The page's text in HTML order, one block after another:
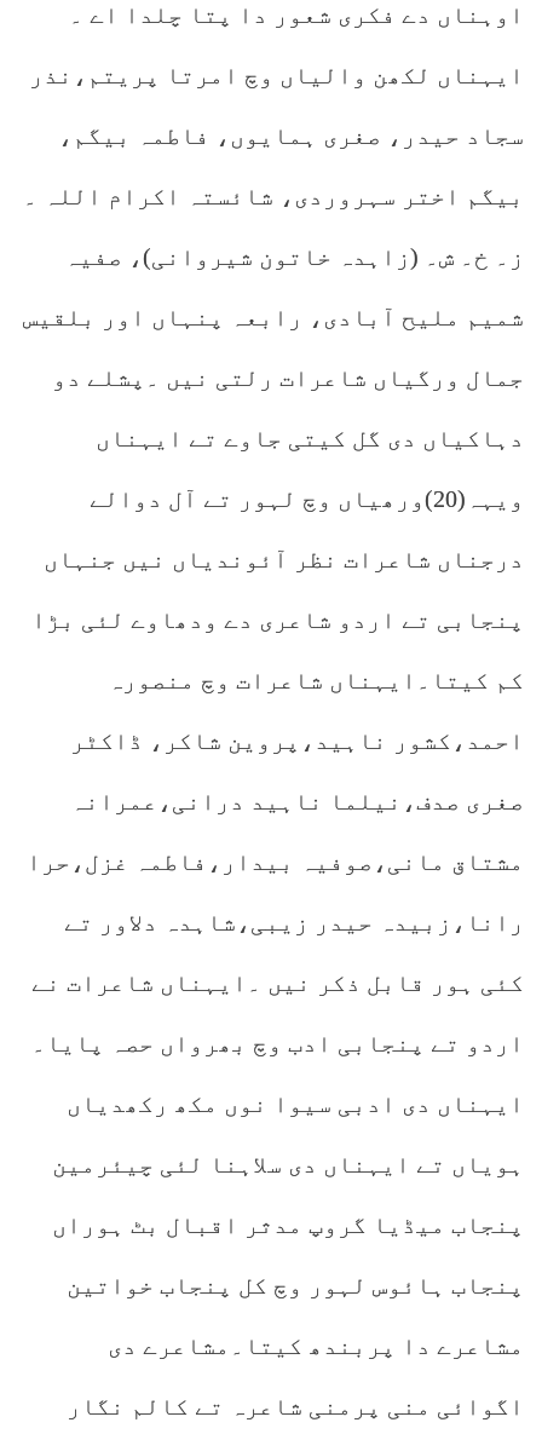
اوہناں دے فکری شعور دا پتا چلدا اے ۔
ایہناں لکھن والیاں وچ امرتا پریتم،نذر
سجاد حیدر، صغری ہمایوں، فاطمہ بیگم،
بیگم اختر سہروردی، شائستہ اکرام اللہ ۔
ز۔ خ۔ ش۔ (زاہدہ خاتون شیروانی)، صفیہ
شمیم ملیح آبادی، رابعہ پنہاں اور بلقیس
جمال ورگیاں شاعرات رلتی نیں ۔پشلے دو
دہاکیاں دی گل کیتی جاوے تے ایہناں
ویہہ(20)ورھیاں وچ لہور تے آل دوالے
درجناں شاعرات نظر آئوندیاں نیں جنہاں
پنجابی تے اردو شاعری دے ودھاوے لئی بڑا
کم کیتا۔ایہناں شاعرات وچ منصورہ
احمد،کشور ناہید،پروین شاکر، ڈاکٹر
صغری صدف،نیلما ناہید درانی،عمرانہ
مشتاق مانی،صوفیہ بیدار،فاطمہ غزل،حرا
رانا،زبیدہ حیدر زیبی،شاہدہ دلاور تے
کئی ہور قابل ذکر نیں ۔ایہناں شاعرات نے
اردو تے پنجابی ادب وچ بھرواں حصہ پایا۔
ایہناں دی ادبی سیوا نوں مکھ رکھدیاں
ہویاں تے ایہناں دی سلاہنا لئی چیئرمین
پنجاب میڈیا گروپ مدثر اقبال بٹ ہوراں
پنجاب ہائوس لہور وچ کل پنجاب خواتین
مشاعرے دا پربندھ کیتا۔مشاعرے دی
اگوائی منی پرمنی شاعرہ تے کالم نگار